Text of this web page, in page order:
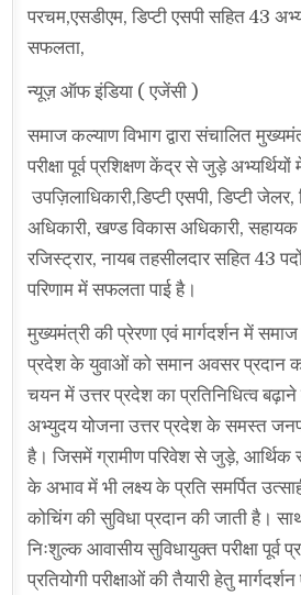
परचम,एसडीएम, डिप्टी एसपी सहित 43
सफलता,
न्यूज़ ऑफ इंडिया ( एजेंसी )
समाज कल्याण विभाग द्वारा संचालित
परीक्षा पूर्व प्रशिक्षण केंद्र से जुड़े
उपज़िलाधिकारी,डिप्टी एसपी, डिप्टी
अधिकारी, खण्ड विकास अधिकारी,
रजिस्ट्रार, नायब तहसीलदार सहित 43
परिणाम में सफलता पाई है।
मुख्यमंत्री की प्रेरणा एवं मार्गदर्शन में समाज
प्रदेश के युवाओं को समान अवसर प्रदान
चयन में उत्तर प्रदेश का प्रतिनिधित्व
अभ्युदय योजना उत्तर प्रदेश के समस्त
है। जिसमें ग्रामीण परिवेश से जुड़े, आर्थिक
के अभाव में भी लक्ष्य के प्रति समर्पित
कोचिंग की सुविधा प्रदान की जाती है। साथ
निःशुल्क आवासीय सुविधायुक्त परीक्षा पूर्व
प्रतियोगी परीक्षाओं की तैयारी हेतु